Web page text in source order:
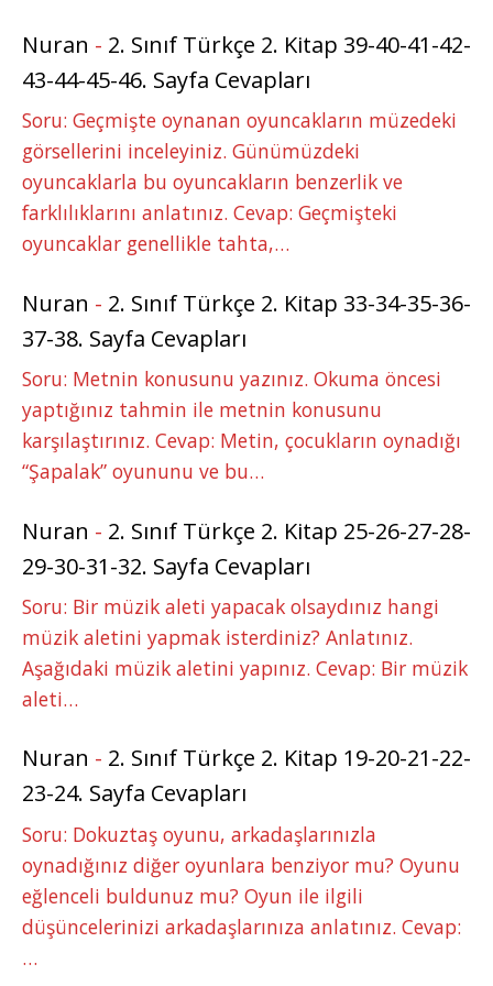
Nuran - 2. Sınıf Türkçe 2. Kitap 39-40-41-42-
43-44-45-46. Sayfa Cevapları
Soru: Geçmişte oynanan oyuncakların müzedeki
görsellerini inceleyiniz. Günümüzdeki
oyuncaklarla bu oyuncakların benzerlik ve
farklılıklarını anlatınız. Cevap: Geçmişteki
oyuncaklar genellikle tahta,…
Nuran - 2. Sınıf Türkçe 2. Kitap 33-34-35-36-
37-38. Sayfa Cevapları
Soru: Metnin konusunu yazınız. Okuma öncesi
yaptığınız tahmin ile metnin konusunu
karşılaştırınız. Cevap: Metin, çocukların oynadığı
“Şapalak” oyununu ve bu…
Nuran - 2. Sınıf Türkçe 2. Kitap 25-26-27-28-
29-30-31-32. Sayfa Cevapları
Soru: Bir müzik aleti yapacak olsaydınız hangi
müzik aletini yapmak isterdiniz? Anlatınız.
Aşağıdaki müzik aletini yapınız. Cevap: Bir müzik
aleti…
Nuran - 2. Sınıf Türkçe 2. Kitap 19-20-21-22-
23-24. Sayfa Cevapları
Soru: Dokuztaş oyunu, arkadaşlarınızla
oynadığınız diğer oyunlara benziyor mu? Oyunu
eğlenceli buldunuz mu? Oyun ile ilgili
düşüncelerinizi arkadaşlarınıza anlatınız. Cevap:
…